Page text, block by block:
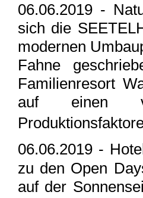
06.06.2019 -
sich die
modernen
Fahne
Familienresort
auf einen
06.06.2019 -
zu den Open
auf der